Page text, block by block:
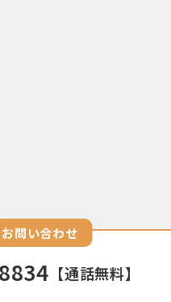
問い合わせ
【通話無料】